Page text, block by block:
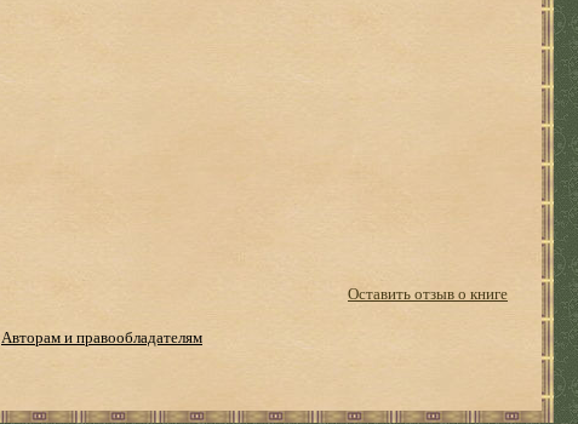
Оставить отзыв о книге
Авторам и правообладателям